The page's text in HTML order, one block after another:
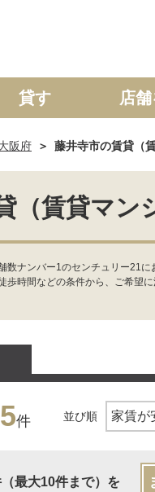
マンション
貸す 店
阪府 藤井寺市の賃貸（
（賃貸マン
ナンバー1のセンチュリー21
時間などの条件から、ご希
件 並び順
最大10件まで）を